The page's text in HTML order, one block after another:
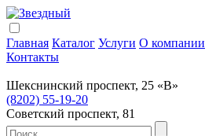
Главная Каталог Услуги О компании
Контакты
Шекснинский проспект, 25 «В»
(8202) 55-19-20
Советский проспект, 81